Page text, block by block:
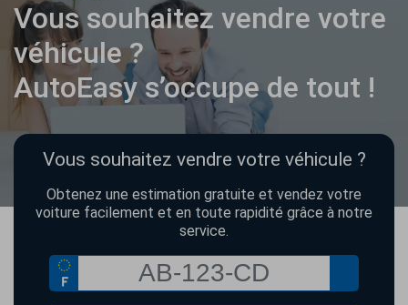
Vous souhaitez vendre votre
véhicule ?
AutoEasy s’occupe de tout !
Vous souhaitez vendre votre véhicule ?
Obtenez une estimation gratuite et vendez votre
voiture facilement et en toute rapidité grâce à notre
service.